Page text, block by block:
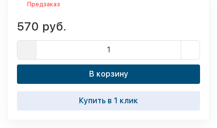
Предзаказ
570 руб.
В корзину
Купить в 1 клик